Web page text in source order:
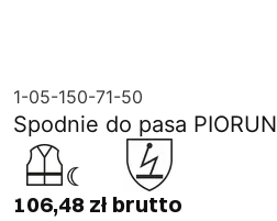
1-05-150-71-50
Spodnie do pasa PIORUN
106,48 zł brutto